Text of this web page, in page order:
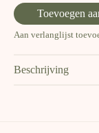
Toevoegen
Aan verlanglijst
Beschrijving